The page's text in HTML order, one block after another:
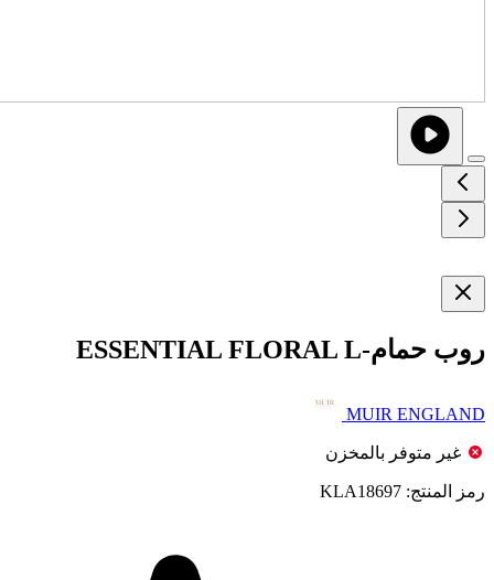
روب حمام-ESSENTIAL FLORAL L
MUIR ENGLAND
غير متوفر بالمخزن
رمز المنتج: KLA18697